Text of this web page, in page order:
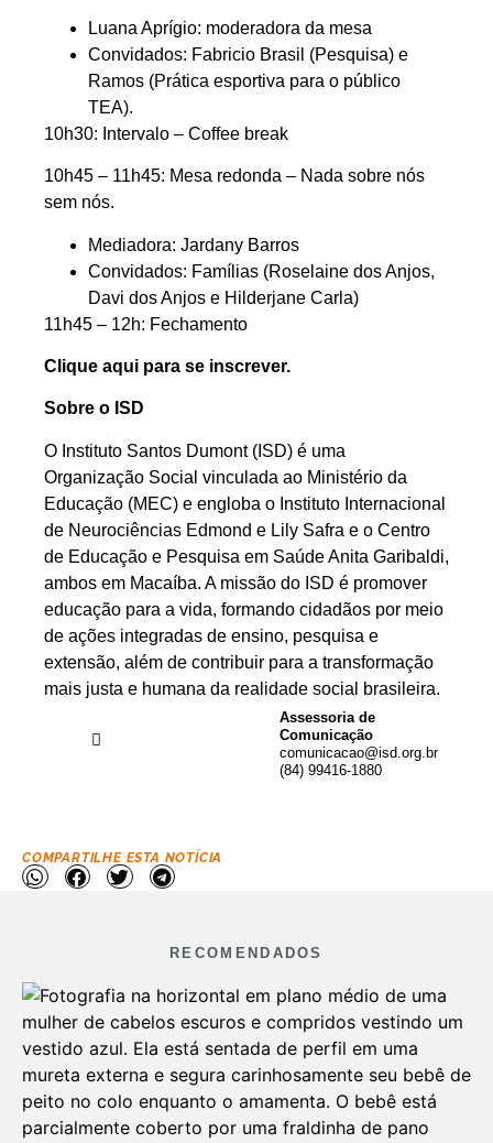
Luana Aprígio: moderadora da mesa
Convidados: Fabricio Brasil (Pesquisa) e
Ramos (Prática esportiva para o público
TEA).
10h30: Intervalo – Coffee break
10h45 – 11h45: Mesa redonda – Nada sobre nós
sem nós.
Mediadora: Jardany Barros
Convidados: Famílias (Roselaine dos Anjos,
Davi dos Anjos e Hilderjane Carla)
11h45 – 12h: Fechamento
Clique aqui para se inscrever.
Sobre o ISD
O Instituto Santos Dumont (ISD) é uma
Organização Social vinculada ao Ministério da
Educação (MEC) e engloba o Instituto Internacional
de Neurociências Edmond e Lily Safra e o Centro
de Educação e Pesquisa em Saúde Anita Garibaldi,
ambos em Macaíba. A missão do ISD é promover
educação para a vida, formando cidadãos por meio
de ações integradas de ensino, pesquisa e
extensão, além de contribuir para a transformação
mais justa e humana da realidade social brasileira.
Assessoria de
Comunicação
comunicacao@isd.org.br
(84) 99416-1880
COMPARTILHE ESTA NOTÍCIA
RECOMENDADOS